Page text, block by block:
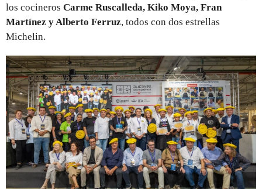
los cocineros Carme Ruscalleda, Kiko Moya, Fran
Martínez y Alberto Ferruz, todos con dos estrellas
Michelin.